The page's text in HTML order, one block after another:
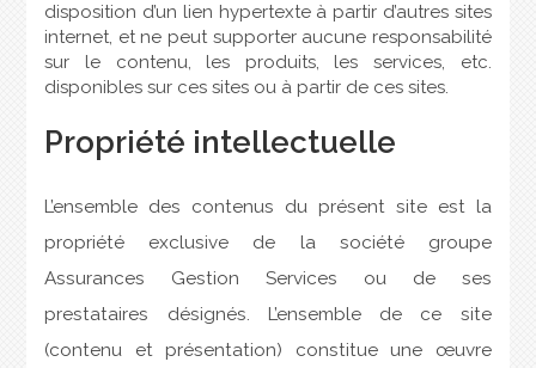
disposition d’un lien hypertexte à partir d’autres sites
internet, et ne peut supporter aucune responsabilité
sur le contenu, les produits, les services, etc.
disponibles sur ces sites ou à partir de ces sites.
Propriété intellectuelle
L’ensemble des contenus du présent site est la
propriété exclusive de la société groupe
Assurances Gestion Services ou de ses
prestataires désignés. L’ensemble de ce site
(contenu et présentation) constitue une œuvre